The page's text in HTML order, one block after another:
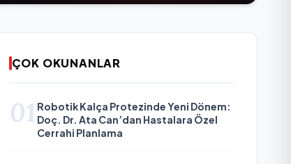
ÇOK OKUNANLAR
01 Robotik Kalça Protezinde Yeni Dönem:
Doç. Dr. Ata Can’dan Hastalara Özel
Cerrahi Planlama